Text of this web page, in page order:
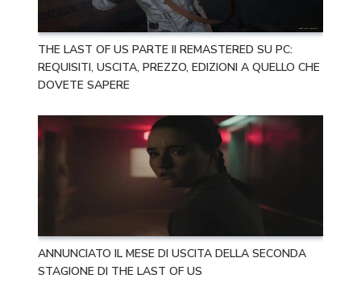
THE LAST OF US PARTE II REMASTERED SU PC:
REQUISITI, USCITA, PREZZO, EDIZIONI A QUELLO CHE
DOVETE SAPERE
ANNUNCIATO IL MESE DI USCITA DELLA SECONDA
STAGIONE DI THE LAST OF US